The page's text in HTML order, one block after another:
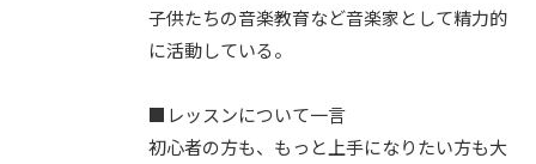
子供たちの音楽教育など音楽家として精力的
に活動している。
■レッスンについて一言
初心者の方も、もっと上手になりたい方も大